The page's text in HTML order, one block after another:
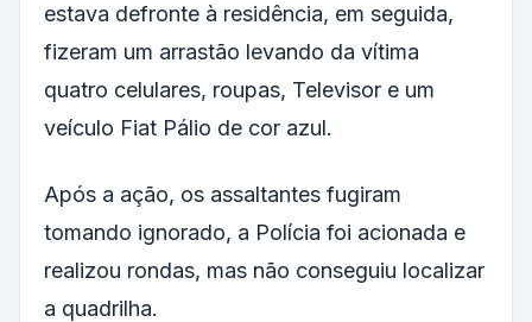
estava defronte à residência, em seguida,
fizeram um arrastão levando da vítima
quatro celulares, roupas, Televisor e um
veículo Fiat Pálio de cor azul.
Após a ação, os assaltantes fugiram
tomando ignorado, a Polícia foi acionada e
realizou rondas, mas não conseguiu localizar
a quadrilha.